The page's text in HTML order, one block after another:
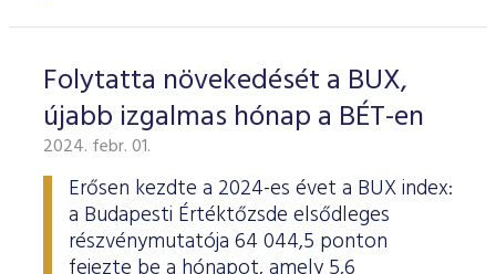
Folytatta növekedését a BUX,
újabb izgalmas hónap a BÉT-en
2024. febr. 01.
Erősen kezdte a 2024-es évet a BUX index:
a Budapesti Értéktőzsde elsődleges
részvénymutatója 64 044,5 ponton